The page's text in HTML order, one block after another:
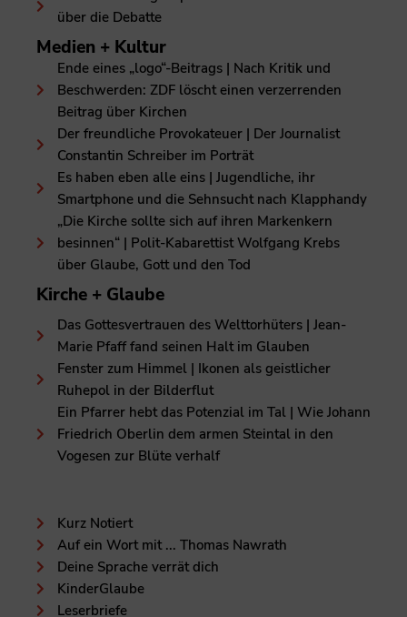
über die Debatte
Medien + Kultur
Ende eines „logo“-Beitrags | Nach Kritik und
Beschwerden: ZDF löscht einen verzerrenden
Beitrag über Kirchen
Der freundliche Provokateuer | Der Journalist
Constantin Schreiber im Porträt
Es haben eben alle eins | Jugendliche, ihr
Smartphone und die Sehnsucht nach Klapphandy
„Die Kirche sollte sich auf ihren Markenkern
besinnen“ | Polit-Kabarettist Wolfgang Krebs
über Glaube, Gott und den Tod
Kirche + Glaube
Das Gottesvertrauen des Welttorhüters | Jean-
Marie Pfaff fand seinen Halt im Glauben
Fenster zum Himmel | Ikonen als geistlicher
Ruhepol in der Bilderflut
Ein Pfarrer hebt das Potenzial im Tal | Wie Johann
Friedrich Oberlin dem armen Steintal in den
Vogesen zur Blüte verhalf
Kurz Notiert
Auf ein Wort mit ... Thomas Nawrath
Deine Sprache verrät dich
KinderGlaube
Leserbriefe